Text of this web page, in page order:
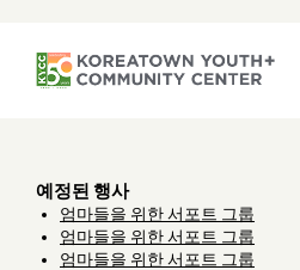
예정된 행사
엄마들을 위한 서포트 그룹
엄마들을 위한 서포트 그룹
엄마들을 위한 서포트 그룹